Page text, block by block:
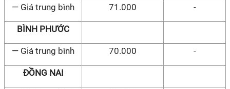
— Giá trung bình 71.000 -
BÌNH PHƯỚC
— Giá trung bình 70.000 -
ĐỒNG NAI